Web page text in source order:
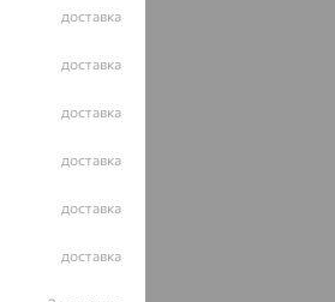
доставка
доставка
доставка
доставка
доставка
доставка